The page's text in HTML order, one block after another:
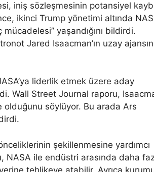
iniş sözleşmesinin potansiyel
ikinci Trump yönetimi altında
yaşandığını bildirdi.
Jared Isaacman’ın uzay
liderlik etmek üzere aday
Wall Street Journal raporu,
söylüyor. Bu arada Ars
şekillenmesine yardımcı
NASA ile endüstri arasında daha
tehlikeye atabilir. Ayrıca